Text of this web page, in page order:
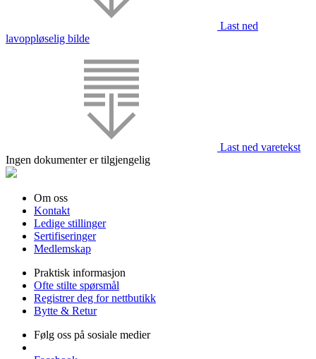
Last ned
lavoppløselig bilde
Last ned varetekst
Ingen dokumenter er tilgjengelig
Om oss
Kontakt
Ledige stillinger
Sertifiseringer
Medlemskap
Praktisk informasjon
Ofte stilte spørsmål
Registrer deg for nettbutikk
Bytte & Retur
Følg oss på sosiale medier